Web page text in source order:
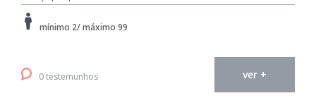
mínimo 2/ máximo 99
0 testemunhos ver +